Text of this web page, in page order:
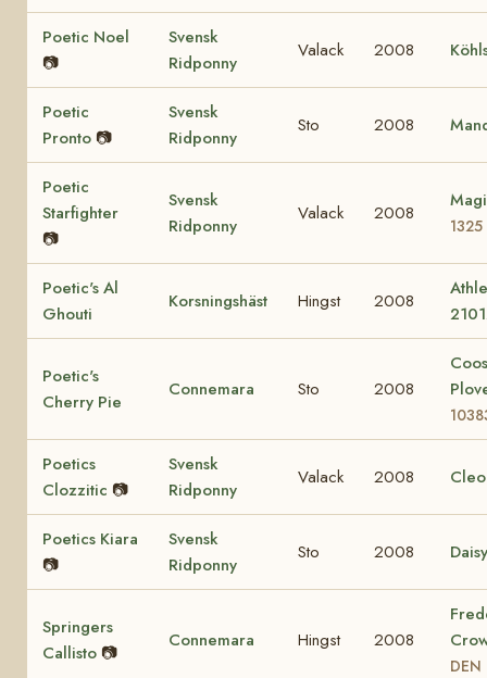
Poetic Noel
📷
Svensk
Ridponny
Valack 2008
Poetic
Pronto 📷
Svensk
Ridponny
Sto 2008
Poetic
Starfighter
📷
Svensk
Ridponny
Valack 2008
1325
Poetic's Al
Ghouti
Korsningshäst Hingst 2008
Poetic's
Cherry Pie
Connemara Sto 2008
Poetics
Clozzitic 📷
Svensk
Ridponny
Valack 2008
Poetics Kiara
📷
Svensk
Ridponny
Sto 2008 Daisy
Springers
Callisto 📷
Connemara Hingst 2008